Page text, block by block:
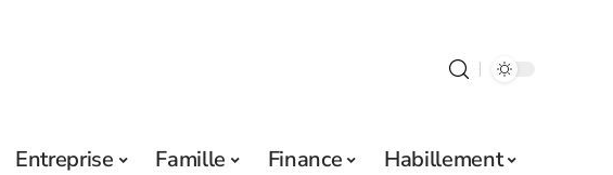
Entreprise Famille Finance
Habillement